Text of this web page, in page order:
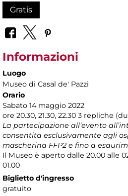
Gratis
Informazioni
Luogo
Museo di Casal de' Pazzi
Orario
Sabato 14 maggio 2022
ore 20.30, 21.30, 22.30 3 repliche
La partecipazione all’evento
consentita esclusivamente agli
mascherina FFP2 e fino a
Il Museo è aperto dalle 20.00 alle
01.00
Biglietto d'ingresso
gratuito